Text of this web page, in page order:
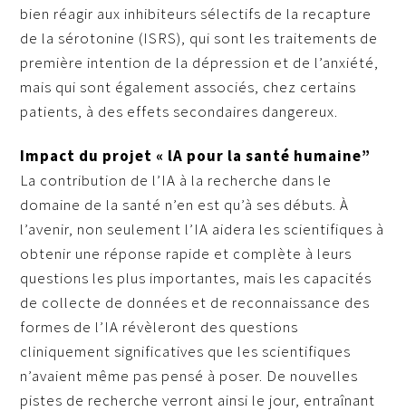
bien réagir aux inhibiteurs sélectifs de la recapture
de la sérotonine (ISRS), qui sont les traitements de
première intention de la dépression et de l’anxiété,
mais qui sont également associés, chez certains
patients, à des effets secondaires dangereux.
Impact du projet « lA pour la santé humaine”
La contribution de l’IA à la recherche dans le
domaine de la santé n’en est qu’à ses débuts. À
l’avenir, non seulement l’IA aidera les scientifiques à
obtenir une réponse rapide et complète à leurs
questions les plus importantes, mais les capacités
de collecte de données et de reconnaissance des
formes de l’IA révèleront des questions
cliniquement significatives que les scientifiques
n’avaient même pas pensé à poser. De nouvelles
pistes de recherche verront ainsi le jour, entraînant